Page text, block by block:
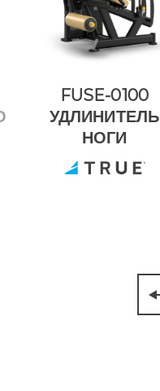
FUSE-0100
УДЛИНИТЕЛЬ
НОГИ